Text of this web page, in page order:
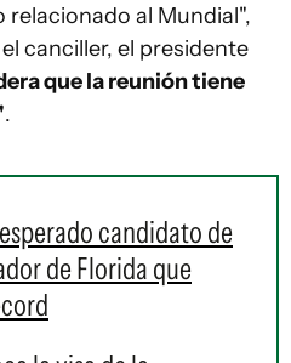
al Mundial",
canciller, el presidente
que la reunión tiene
.
candidato de
de Florida que